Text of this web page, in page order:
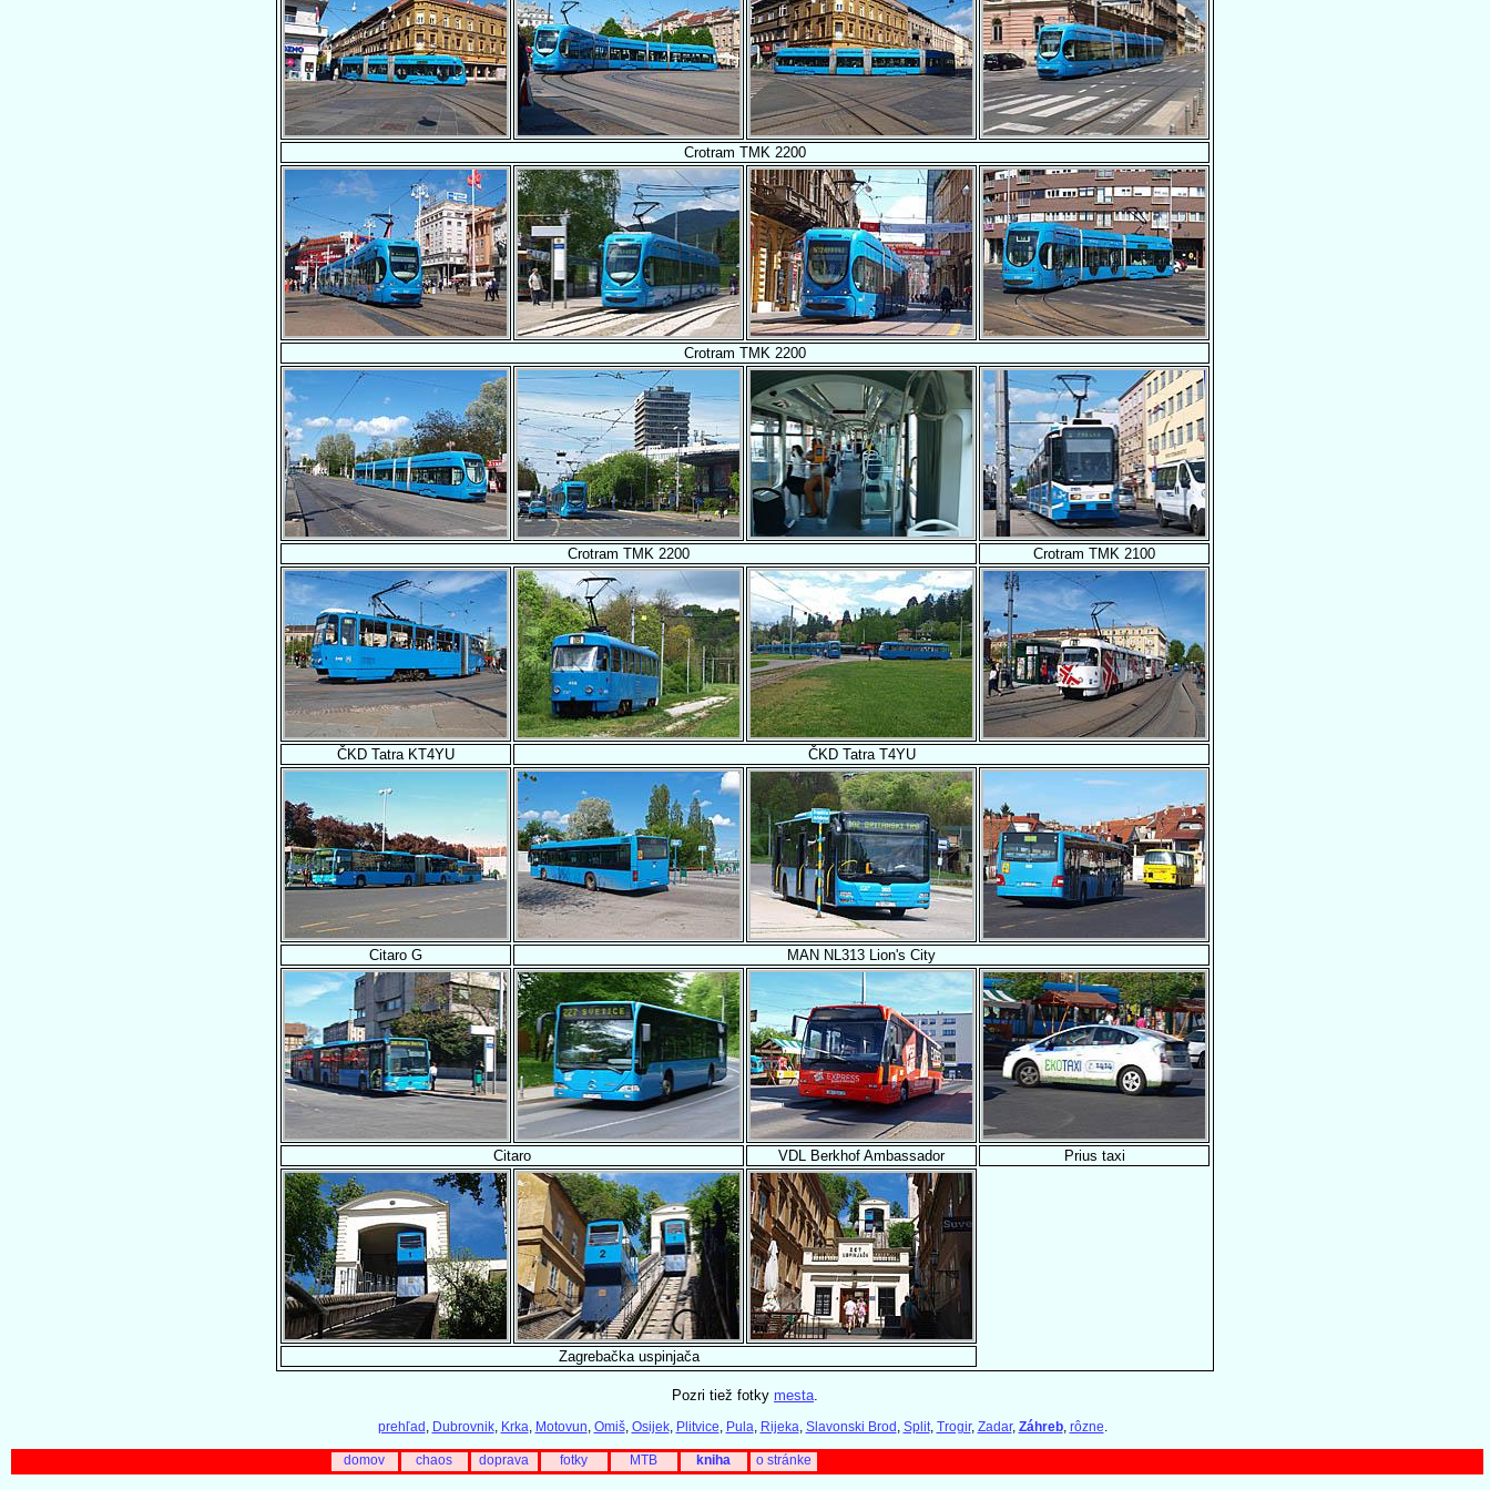
Crotram TMK 2200
Crotram TMK 2200
Crotram TMK 2200 Crotram TMK 2100
ČKD Tatra KT4YU ČKD Tatra T4YU
Citaro G MAN NL313 Lion's City
Citaro VDL Berkhof Ambassador Prius taxi
Zagrebačka uspinjača
Pozri tiež fotky mesta
prehľad , Dubrovnik, Krka, Motovun, Omiš, Osijek, Plitvice, Pula, Rijeka, Slavonski Brod , Split, Trogir, Zadar, Záhreb, rôzne.
domov chaos doprava fotky MTB kniha o stránke